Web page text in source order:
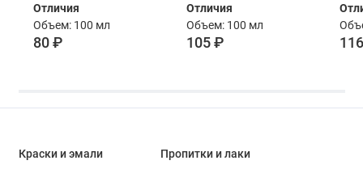
материалов Лакра
№ 8 Красно-
коричневый 100
Отличия
Объем: 100 мл
80 ₽
коричневый 100
мл
Отличия
Объем: 100 мл
105 ₽
мл
Краски и эмали Пропитки и лаки